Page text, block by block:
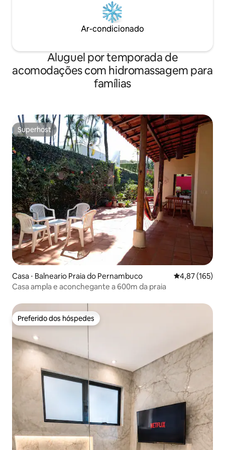
Ar-condicionado
Aluguel por temporada de
acomodações com hidromassagem para
famílias
Superhost
Superhost
Casa ⋅ Balneario Praia do Pernambuco 4,87 de uma
4,87 (165)
Casa ampla e aconchegante a 600m da praia
Preferido dos hóspedes
Preferido dos hóspedes